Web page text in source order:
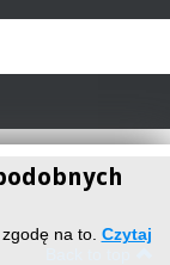
na to. Czytaj